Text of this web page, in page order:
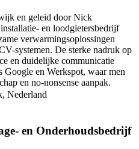
en geleid door Nick
en loodgietersbedrijf
verwarmingsoplossingen
systemen. De sterke nadruk op
en duidelijke communicatie
en Werkspot, waar men
en no-nonsense aanpak.
Nederland
en Onderhoudsbedrijf